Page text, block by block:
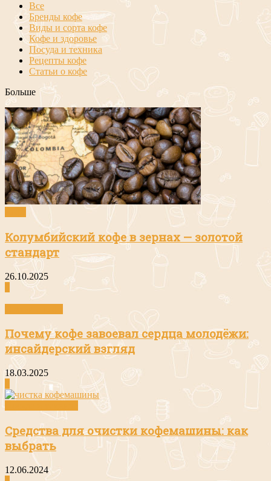
Все
Бренды кофе
Виды и сорта кофе
Кофе и здоровье
Посуда и техника
Рецепты кофе
Статьи о кофе
Больше
Колумбийский кофе в зернах — золотой
стандарт
26.10.2025
Почему кофе завоевал сердца молодёжи:
инсайдерский взгляд
18.03.2025
Средства для очистки кофемашины: как
выбрать
12.06.2024